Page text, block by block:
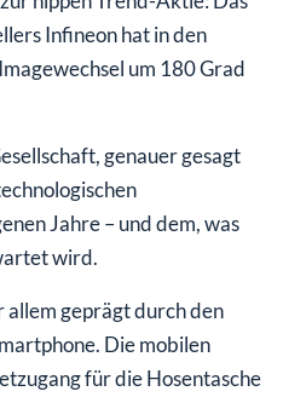
Infineon hat in den
um 180 Grad
genauer gesagt
Jahre – und dem, was
wird.
geprägt durch den
Die mobilen
für die Hosentasche